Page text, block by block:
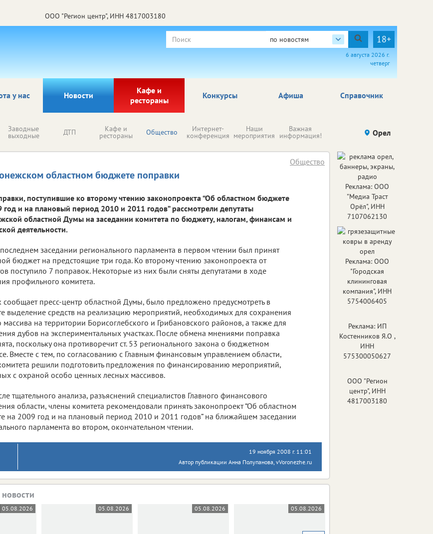
ООО "Регион центр", ИНН 4817003180
по новостям 18+
6 августа 2026 г.
четверг
у нас Новости
Кафе и
рестораны
Афиша Справочник
Конкурсы
Заводные
выходные ДТП Кафе и
рестораны Общество Интернет-
конференция
Наши
мероприятия
Важная
информация! Происшествия Здоровье
Орел
областном бюджете поправки
Общество
поступившие ко второму чтению законопроекта “Об областном бюджете
год и на плановый период 2010 и 2011 годов” рассмотрели депутаты
областной Думы на заседании комитета по бюджету, налогам, финансам и
деятельности.
заседании регионального парламента в первом чтении был принят
бюджет на предстоящие три года. Ко второму чтению законопроекта от
поступило 7 поправок. Некоторые из них были сняты депутатами в ходе
профильного комитета.
сообщает пресс-центр областной Думы, было предложено предусмотреть в
выделение средств на реализацию мероприятий, необходимых для сохранения
массива на территории Борисоглебского и Грибановского районов, а также для
дубов на экспериментальных участках. После обмена мнениями поправка
поскольку она противоречит ст. 53 регионального закона о бюджетном
Вместе с тем, по согласованию с Главным финансовым управлением области,
решили подготовить предложения по финансированию мероприятий,
с охраной особо ценных лесных массивов.
тщательного анализа, разъяснений специалистов Главного финансового
области, члены комитета рекомендовали принять законопроект “Об областном
на 2009 год и на плановый период 2010 и 2011 годов” на ближайшем заседании
парламента во втором, окончательном чтении.
19 ноября 2008 г. 11:01
Автор публикации Анна Полупанова, vVoronezhe.ru
05.08.2026 05.08.2026 05.08.2026 05.08.2026
Реклама: ООО
"Медиа Траст
Орёл", ИНН
7107062130
Реклама: ООО
"Городская
клининговая
компания", ИНН
5754006405
Реклама: ИП
Костенников Я.О ,
ИНН
575300050627
ООО "Регион
центр", ИНН
4817003180